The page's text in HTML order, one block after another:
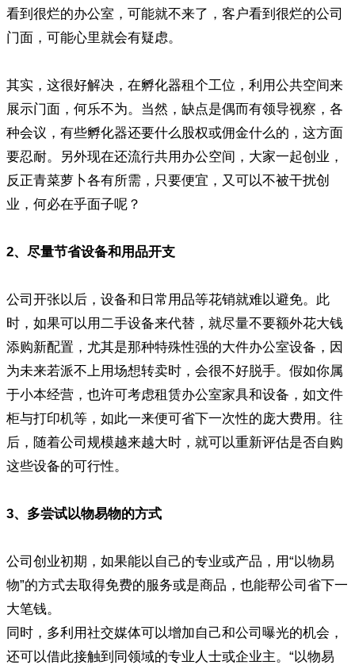
看到很烂的办公室，可能就不来了，客户看到很烂的公司
门面，可能心里就会有疑虑。
其实，这很好解决，在孵化器租个工位，利用公共空间来
展示门面，何乐不为。当然，缺点是偶而有领导视察，各
种会议，有些孵化器还要什么股权或佣金什么的，这方面
要忍耐。另外现在还流行共用办公空间，大家一起创业，
反正青菜萝卜各有所需，只要便宜，又可以不被干扰创
业，何必在乎面子呢？
2、尽量节省设备和用品开支
公司开张以后，设备和日常用品等花销就难以避免。此
时，如果可以用二手设备来代替，就尽量不要额外花大钱
添购新配置，尤其是那种特殊性强的大件办公室设备，因
为未来若派不上用场想转卖时，会很不好脱手。假如你属
于小本经营，也许可考虑租赁办公室家具和设备，如文件
柜与打印机等，如此一来便可省下一次性的庞大费用。往
后，随着公司规模越来越大时，就可以重新评估是否自购
这些设备的可行性。
3、多尝试以物易物的方式
公司创业初期，如果能以自己的专业或产品，用“以物易
物”的方式去取得免费的服务或是商品，也能帮公司省下一
大笔钱。
同时，多利用社交媒体可以增加自己和公司曝光的机会，
还可以借此接触到同领域的专业人士或企业主。“以物易